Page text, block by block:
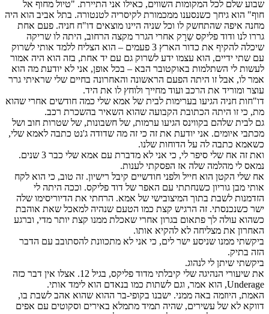
שבוע שלם לכל המקומות השווים, כאילו אני התיירת. "טיול מחוף אל
חוף" הוא גיחך כשנסענו ממכמורת לקיסריה לטנטורה. בתל אביב הוא היה
מחנה איפה שהתחשק לו וכל שניה היינו מוצאים דו"ח חניה. פעם אחת
גררו לנו ודוד פליקס שַרָק אחרי הגרר מקצה הרחוב, היתה לו שריקה
שיכלה להקיף את כדור הארץ 3 פעמים – הוא הצליח ללמד אותי לשרוק
עם שתי ידיים, הוא עצמו ידע לשרוק גם עם יד אחת, בזה הוא היה אמור
לעשות לי השתלמות באוקטובר הבא – בכל אופן, אני לא יודעת מה הוא
אמר לו, אבל זו היתה הפעם הראשונה והאחרונה בחיים שלי שראיתי גרר
עוצר ומוריד את הרכב ועוד מחייך ולוחץ לו את היד.
דו"חות חניה הגיעו בערימות לבית של אמא שלי כמה חודשים אחרי שהוא
מת, כי זו היתה הכתובת הקבועה שהוא השאיר בהשכרת רכב.
גם לבית שלהם בקווינס הגיעו ערמות, של חשבונות, של שטרות חוב ושל
מכתבי איומים. אני יודעת את זה כי זה מה שדודה ג'נט כתבה לאמא שלי,
כשאמא כתבה לה על הדוחות שלנו.
ואת זה אח שלי סיפר לי, כי אני לא מדברת עם אמא שלי כבר 3 שנים.
נמאס לי מהלמה שלה אז הפסקתי לענות.
אח שלי הקטן הוא חייל ולפני חודשיים קיבל רישיון. זה טוב, כי הוא לקח
אותי מבן גוריון כשנחתתי עם האפר של דוד פליקס. וככה היתה לי
הזדמנות לשבת בתוך המיצובישי של אמא. הרחתי את הדיוריסימו שלה
ישר כשנכנסתי. זה הרגיש קצת כמו הטעם שנהיה למאכל שאת אוהבת
כשהוא עולה לך פתאום בגרון אחרי שאכלת ממנו קצת יותר מדי, וברגע
האחרון את מצליחה לא להקיא אותו.
ביקשתי ממנו שניסע ישר לים, כי אני לא מתכוונת להסתובב עם הדבר
הזה בתיק.
ביקשתי שיתן לי לנהוג.
את שיעורי הנהיגה שלי קיבלתי מדוד פליקס, בגיל 12. אצלו אין דבר כזה
Underage, הוא אמר, וגם לשתות כמו בנאדם הוא לימד אותי.
האמת, היוזמה באה ממני. ישבנו בקופי-בר ההוא שהוא אהב לשבת בו,
דווקא לא של עשירים, שהיה תמיד מתמלא באירים וסקוטים עם אפים